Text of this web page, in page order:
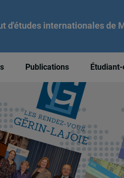
d'études internationales de
Publications